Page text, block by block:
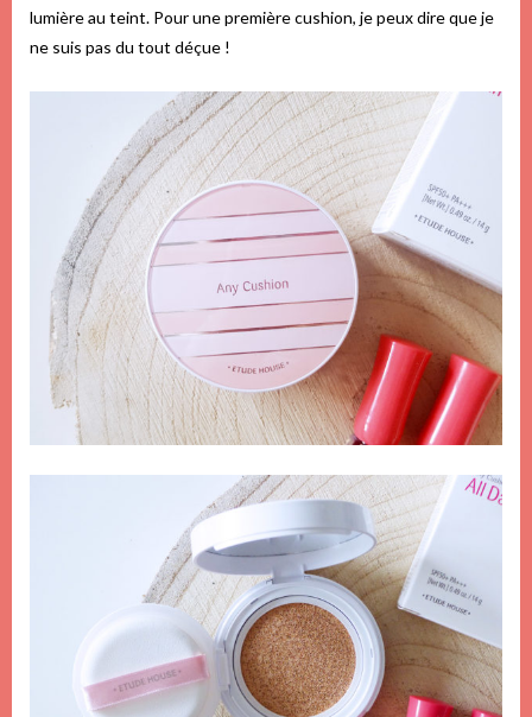
lumière au teint. Pour une première cushion, je peux dire que je
ne suis pas du tout déçue !